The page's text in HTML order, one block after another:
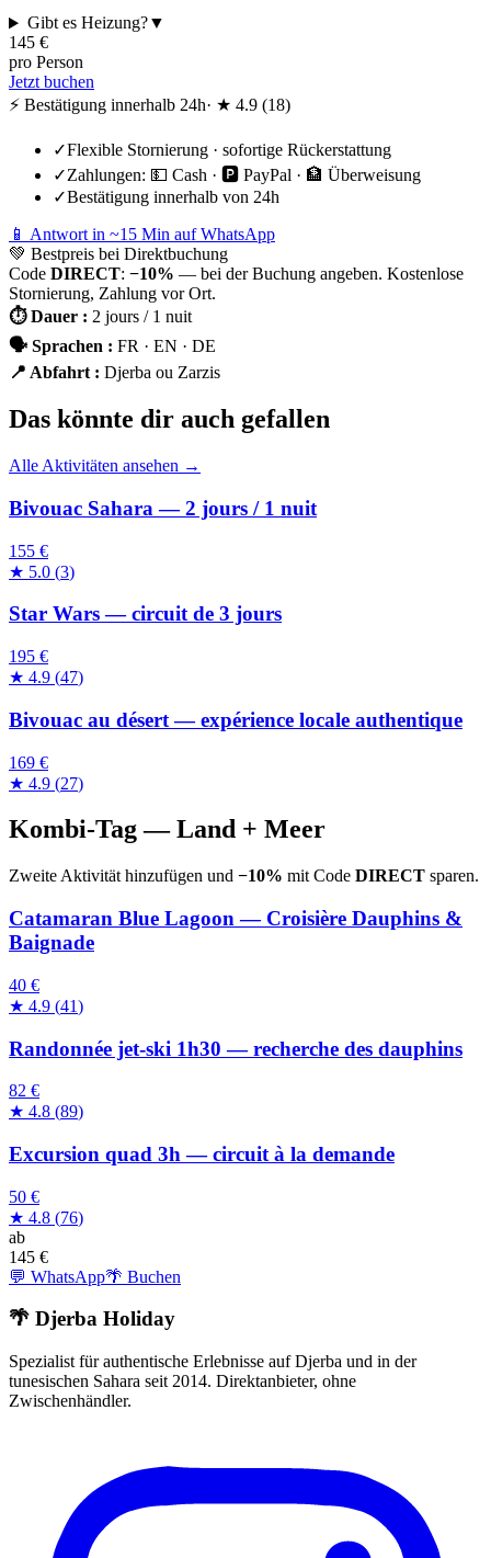
Gibt es Heizung?▼
145 €
pro Person
Jetzt buchen
⚡ Bestätigung innerhalb 24h· ★ 4.9 (18)
✓Flexible Stornierung · sofortige Rückerstattung
✓Zahlungen: 💵 Cash · 🅿️ PayPal · 🏦 Überweisung
✓Bestätigung innerhalb von 24h
📱 Antwort in ~15 Min auf WhatsApp
💚 Bestpreis bei Direktbuchung
Code DIRECT: −10% — bei der Buchung angeben. Kostenlose
Stornierung, Zahlung vor Ort.
⏱Dauer : 2 jours / 1 nuit
🗣 Sprachen : FR · EN · DE
📍 Abfahrt: Djerba ou Zarzis
Das könnte dir auch gefallen
Alle Aktivitäten ansehen →
Bivouac Sahara — 2 jours / 1 nuit
155 €
★ 5.0 (3)
Star Wars — circuit de 3 jours
195 €
★ 4.9 (47)
Bivouac au désert — expérience locale authentique
169 €
★ 4.9 (27)
Kombi-Tag — Land + Meer
Zweite Aktivität hinzufügen und −10% mit Code DIRECT sparen.
Catamaran Blue Lagoon — Croisière Dauphins &
Baignade
40 €
★ 4.9 (41)
Randonnée jet-ski 1h30 — recherche des dauphins
82 €
★ 4.8 (89)
Excursion quad 3h — circuit à la demande
50 €
★ 4.8 (76)
ab
145 €
💬 WhatsApp🌴 Buchen
🌴 Djerba Holiday
Spezialist für authentische Erlebnisse auf Djerba und in der
tunesischen Sahara seit 2014. Direktanbieter, ohne
Zwischenhändler.